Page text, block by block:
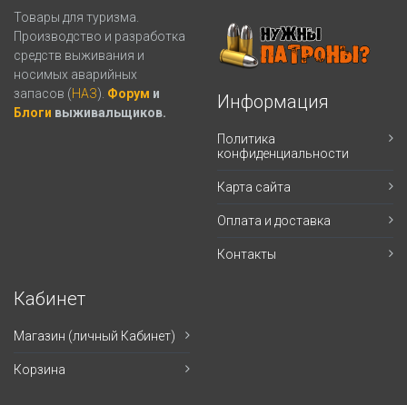
Товары для туризма.
Производство и разработка
средств выживания и
носимых аварийных
запасов (НАЗ). Форум и
Блоги выживальщиков.
Информация
Политика
конфиденциальности
Карта сайта
Оплата и доставка
Контакты
Кабинет
Магазин (личный Кабинет)
Корзина